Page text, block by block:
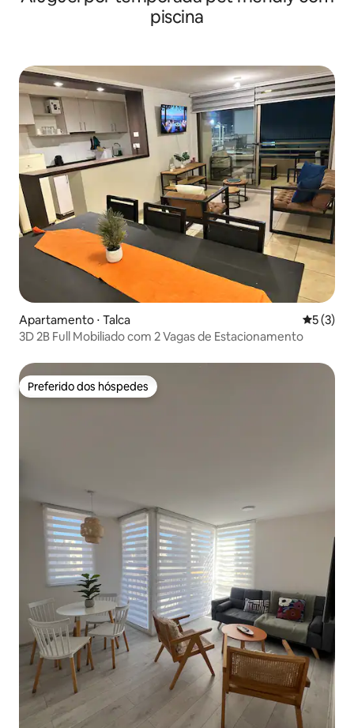
piscina
Apartamento ⋅ Talca 5 de
5 (3)
3D 2B Full Mobiliado com 2 Vagas de Estacionamento
Preferido dos hóspedes
Preferido dos hóspedes